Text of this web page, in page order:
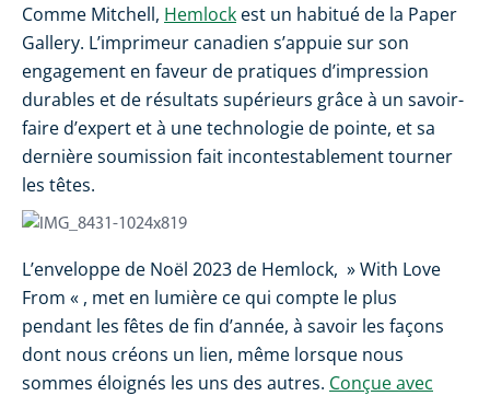
Comme Mitchell, Hemlock est un habitué de la Paper
Gallery. L’imprimeur canadien s’appuie sur son
engagement en faveur de pratiques d’impression
durables et de résultats supérieurs grâce à un savoir-
faire d’expert et à une technologie de pointe, et sa
dernière soumission fait incontestablement tourner
les têtes.
L’enveloppe de Noël 2023 de Hemlock, » With Love
From « , met en lumière ce qui compte le plus
pendant les fêtes de fin d’année, à savoir les façons
dont nous créons un lien, même lorsque nous
sommes éloignés les uns des autres. Conçue avec